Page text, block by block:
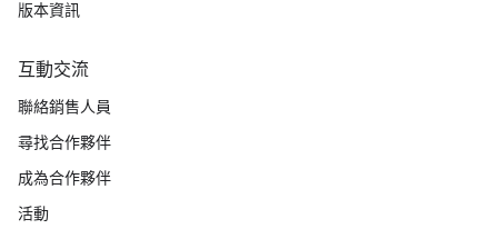
版本資訊
互動交流
聯絡銷售人員
尋找合作夥伴
成為合作夥伴
活動